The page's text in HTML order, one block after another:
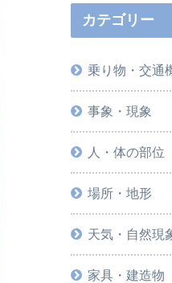
カテゴリー
乗り物・交通
事象・現象
人・体の部位
場所・地形
天気・自然現
家具・建造物